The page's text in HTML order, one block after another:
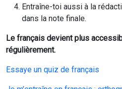
Entraîne-toi aussi à la
dans la note finale.
Le français devient plus
régulièrement.
Essaye un quiz de français